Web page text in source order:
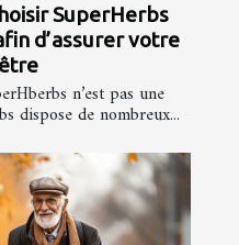
SuperHerbs
d’assurer votre
n’est pas une
dispose de nombreux...